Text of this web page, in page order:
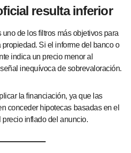
resulta inferior
de los filtros más objetivos para
Si el informe del banco o
indica un precio menor al
inequívoca de sobrevaloración.
la financiación, ya que las
conceder hipotecas basadas en el
inflado del anuncio.